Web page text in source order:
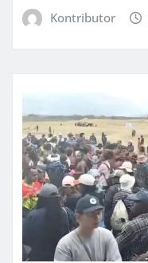
Kontributor